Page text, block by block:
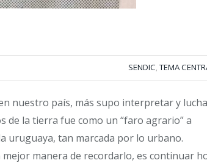
SENDIC,TEMA
nuestro país, más supo interpretar y
de la tierra fue como un “faro agrario” a
uruguaya, tan marcada por lo urbano.
mejor manera de recordarlo, es continuar